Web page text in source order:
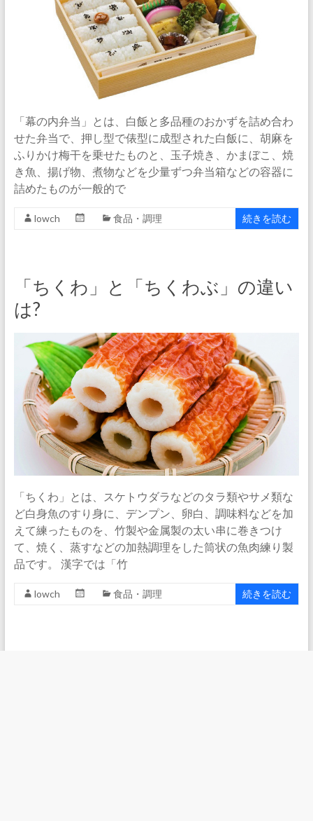
「幕の内弁当」とは、白飯と多品種のおかずを詰め合わ
せた弁当で、押し型で俵型に成型された白飯に、胡麻を
ふりかけ梅干を乗せたものと、玉子焼き、かまぼこ、焼
き魚、揚げ物、煮物などを少量ずつ弁当箱などの容器に
詰めたものが一般的で
lowch 食品・調理 続きを読む
「ちくわ」と「ちくわぶ」の違い
は?
「ちくわ」とは、スケトウダラなどのタラ類やサメ類な
ど白身魚のすり身に、デンプン、卵白、調味料などを加
えて練ったものを、竹製や金属製の太い串に巻きつけ
て、焼く、蒸すなどの加熱調理をした筒状の魚肉練り製
品です。 漢字では「竹
lowch 食品・調理 続きを読む